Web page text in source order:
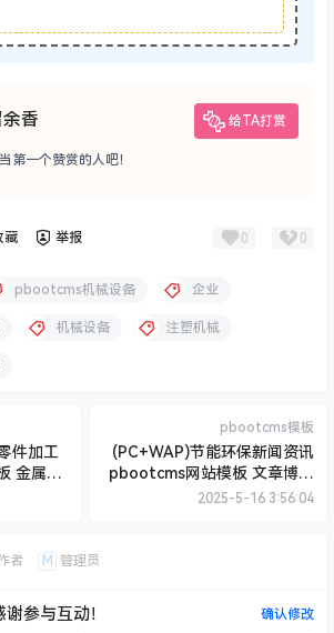
香 给TA打赏
第一个赞赏的人吧！
藏 举报 0 0
pbootcms机械设备 企业
机械设备 注塑机械
件加工
金属机
pbootcms模板
(PC+WAP)节能环保新闻资讯
pbootcms网站模板 文章博客
类地方新闻网站源码下载
2025-5-16 3:56:04
者 M 管理员
参与互动！ 确认修改